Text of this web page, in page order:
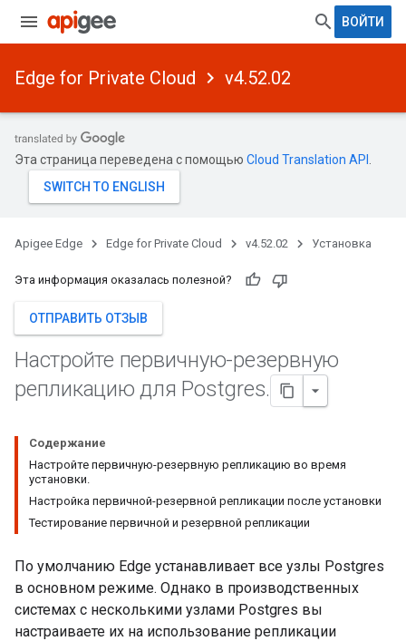
ВОЙТИ
Edge for Private Cloud v4.52.02
Эта страница переведена с помощью Cloud Translation API
Apigee Edge Edge for Private Cloud v4.52.02 Установка
Эта информация оказалась полезной?
ОТПРАВИТЬ ОТЗЫВ
Настройте первичную-резервную
репликацию для Postgres.
Содержание
Настройте первичную-резервную репликацию во время
установки.
Настройка первичной-резервной репликации после установки
Тестирование первичной и резервной репликации
По умолчанию Edge устанавливает все узлы Postgres
в основном режиме. Однако в производственных
системах с несколькими узлами Postgres вы
настраиваете их на использование репликации